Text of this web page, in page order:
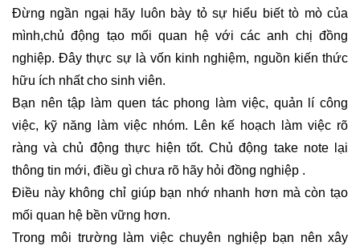
Đừng ngần ngại hãy luôn bày tỏ sự hiểu biết tò mò của
mình,chủ động tạo mối quan hệ với các anh chị đồng
nghiệp. Đây thực sự là vốn kinh nghiệm, nguồn kiến thức
hữu ích nhất cho sinh viên.
Bạn nên tập làm quen tác phong làm việc, quản lí công
việc, kỹ năng làm việc nhóm. Lên kế hoạch làm việc rõ
ràng và chủ động thực hiện tốt. Chủ động take note lại
thông tin mới, điều gì chưa rõ hãy hỏi đồng nghiệp .
Điều này không chỉ giúp bạn nhớ nhanh hơn mà còn tạo
mối quan hệ bền vững hơn.
Trong môi trường làm việc chuyên nghiệp bạn nên xây